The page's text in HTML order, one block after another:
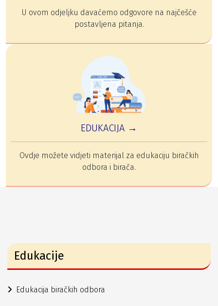
U ovom odjeljku davaćemo odgovore na najčešće
postavljena pitanja.
EDUKACIJA →
Ovdje možete vidjeti materijal za edukaciju biračkih
odbora i birača.
Edukacije
Edukacija biračkih odbora